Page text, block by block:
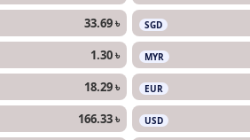
33.69 ৳ SGD
1.30 ৳ MYR
18.29 ৳ EUR
166.33 ৳ USD